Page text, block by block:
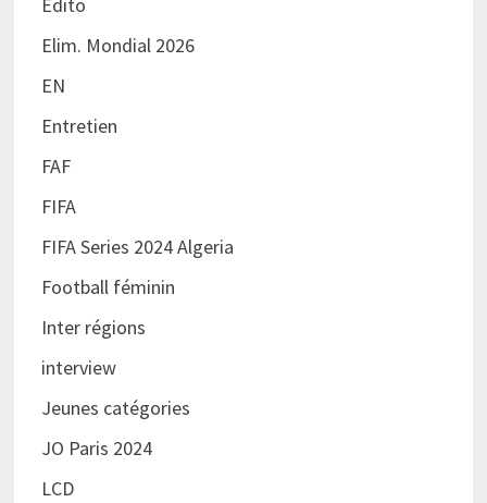
Edito
Elim. Mondial 2026
EN
Entretien
FAF
FIFA
FIFA Series 2024 Algeria
Football féminin
Inter régions
interview
Jeunes catégories
JO Paris 2024
LCD